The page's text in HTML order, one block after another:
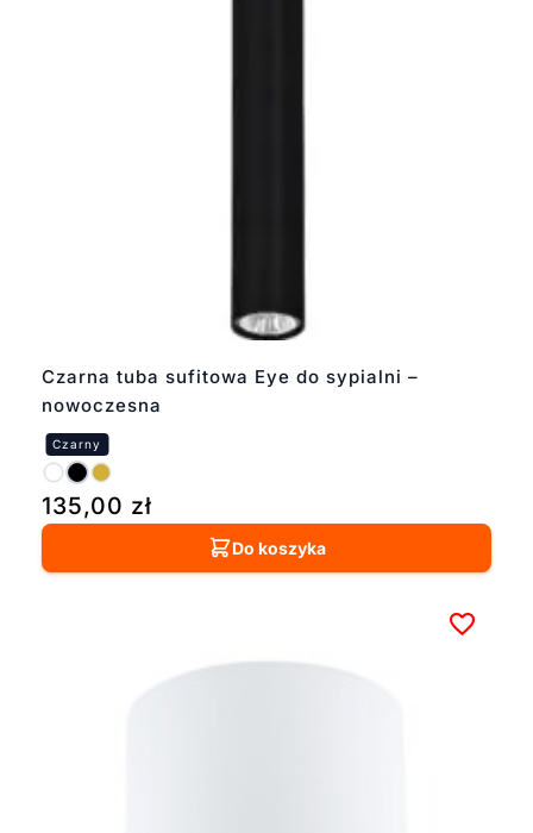
Czarna tuba sufitowa Eye do sypialni –
nowoczesna
135,00 zł
Do koszyka